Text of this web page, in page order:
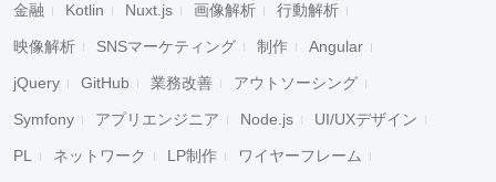
金融 Kotlin Nuxt.js 画像解析 行動解析
映像解析 SNSマーケティング 制作 Angular
jQuery GitHub 業務改善 アウトソーシング
Symfony アプリエンジニア Node.js UI/UXデザイン
PL ネットワーク LP制作 ワイヤーフレーム